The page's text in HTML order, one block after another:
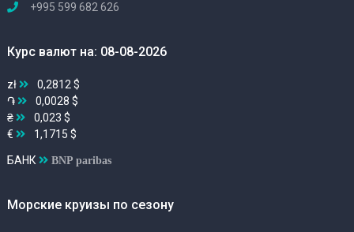
+995 599 682 626
Курс валют на: 08-08-2026
zł
0,2812 $
֏
0,0028 $
₴
0,023 $
€
1,1715 $
БАНК BNP paribas
Морские круизы по сезону